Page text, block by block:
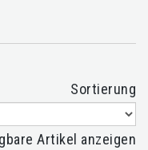
Sortierung
Artikel anzeigen